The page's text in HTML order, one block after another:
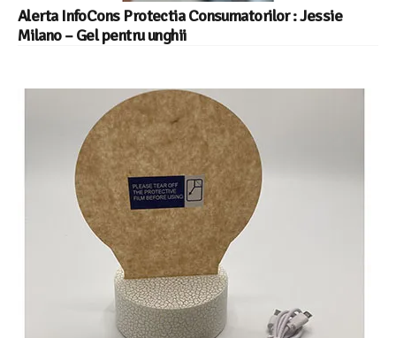
Alerta InfoCons Protectia Consumatorilor : Jessie
Milano – Gel pentru unghii